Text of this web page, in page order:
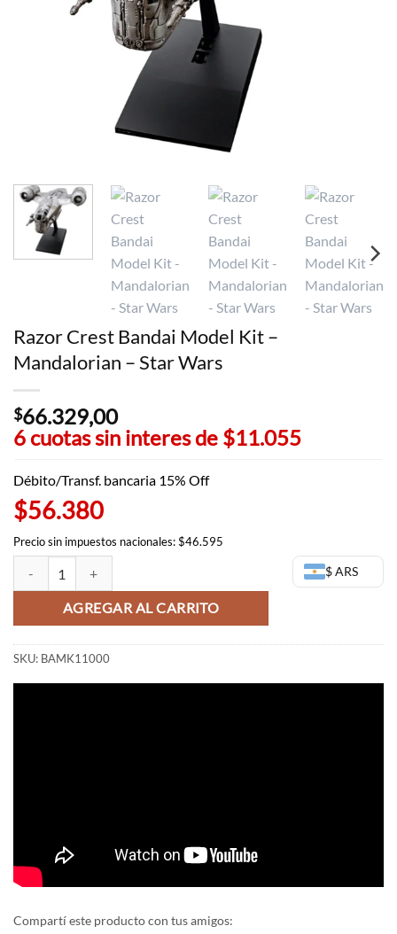
Razor Crest Bandai Model Kit –
Mandalorian – Star Wars
$66.329,00
6 cuotas sin interes de $11.055
Débito/Transf. bancaria 15% Off
$56.380
Precio sin impuestos nacionales: $46.595
$ ARS
Razor Crest Bandai Model Kit - Mandalorian - Star Wars cantidad
AGREGAR AL CARRITO
SKU: BAMK11000
Compartí este producto con tus amigos: